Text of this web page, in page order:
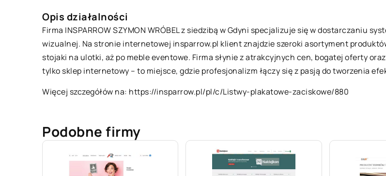
Opis działalności
Firma INSPARROW SZYMON WRÓBEL z siedzibą w Gdyni specjalizuje się w dostarczaniu
wizualnej. Na stronie internetowej insparrow.pl klient znajdzie szeroki asortyment
stojaki na ulotki, aż po meble eventowe. Firma słynie z atrakcyjnych cen, bogatej oferty
tylko sklep internetowy – to miejsce, gdzie profesjonalizm łączy się z pasją do tworzenia
Więcej szczegółów na: https://insparrow.pl/pl/c/Listwy-plakatowe-zaciskowe/880
Podobne firmy